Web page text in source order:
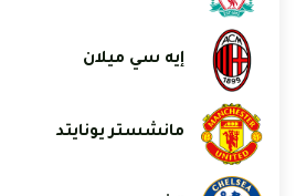
إيه سي ميلان
مانشستر يونايتد